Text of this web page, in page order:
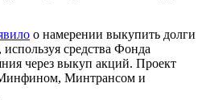
о намерении выкупить долги
средства Фонда
через выкуп акций. Проект
Минтрансом и